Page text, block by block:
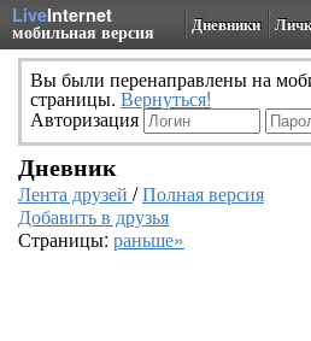
LiveInternet
мобильная версия Дневники
Вы были перенаправлены на
страницы. Вернуться!
Авторизация
Дневник
Лента друзей /Полная версия
Добавить в друзья
Страницы: раньше»